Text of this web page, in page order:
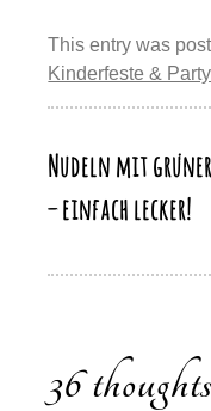
st
y
Li
k
n
This entry was
Kinderfeste &
Nudeln mit grüner
– einfach lecker!
36